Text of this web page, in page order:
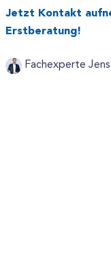
Jetzt Kontakt
Erstberatung!
Fachexperte